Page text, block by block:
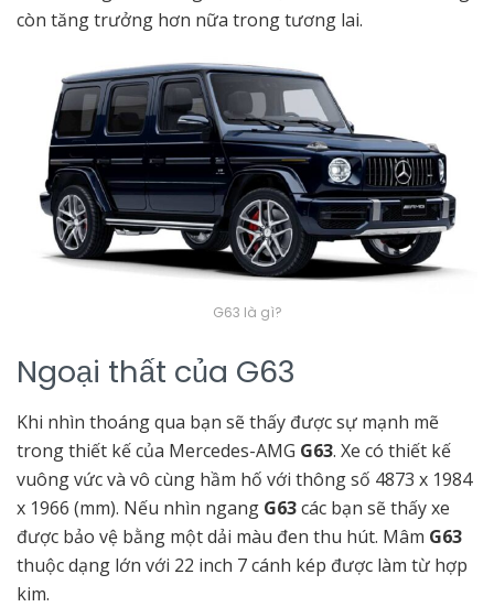
còn tăng trưởng hơn nữa trong tương lai.
G63 là gì?
Ngoại thất của G63
Khi nhìn thoáng qua bạn sẽ thấy được sự mạnh mẽ
trong thiết kế của Mercedes-AMG G63. Xe có thiết kế
vuông vức và vô cùng hầm hố với thông số 4873 x 1984
x 1966 (mm). Nếu nhìn ngang G63các bạn sẽ thấy xe
được bảo vệ bằng một dải màu đen thu hút. Mâm G63
thuộc dạng lớn với 22 inch 7 cánh kép được làm từ hợp
kim.